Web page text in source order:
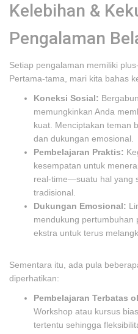
Kelebihan &
Pengalaman
Setiap pengalaman memiliki
Pertama-tama, mari kita bahas
Koneksi Sosial:
memungkinkan Anda
kuat. Menciptakan teman
dan dukungan emosional.
Pembelajaran Praktis:
kesempatan untuk
real-time—suatu hal yang
tradisional.
Dukungan Emosional:
mendukung pertumbuhan
ekstra untuk terus
Sementara itu, ada pula
diperhatikan:
Pembelajaran Terbatas
Workshop atau kursus
tertentu sehingga